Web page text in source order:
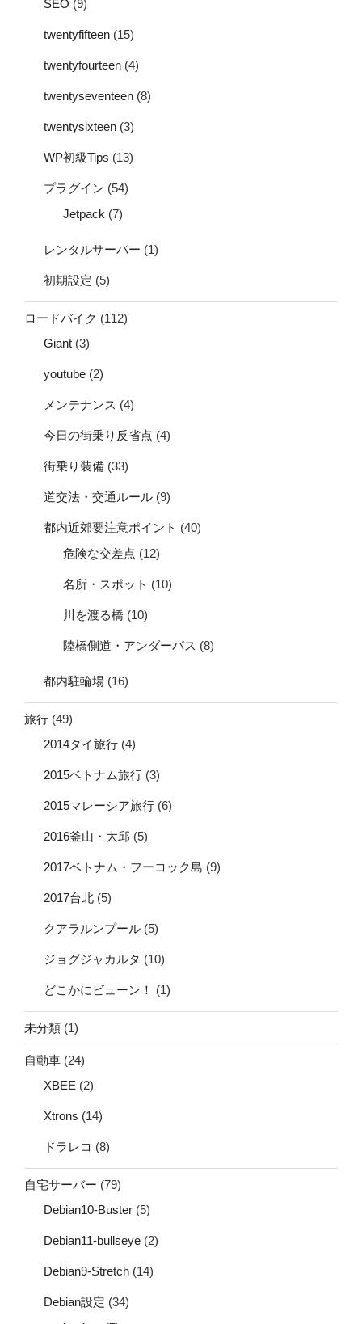
SEO (9)
twentyfifteen (15)
twentyfourteen (4)
twentyseventeen (8)
twentysixteen (3)
WP初級Tips (13)
プラグイン (54)
Jetpack (7)
レンタルサーバー (1)
初期設定 (5)
ロードバイク (112)
Giant (3)
youtube (2)
メンテナンス (4)
今日の街乗り反省点 (4)
街乗り装備 (33)
道交法・交通ルール (9)
都内近郊要注意ポイント (40)
危険な交差点 (12)
名所・スポット (10)
川を渡る橋 (10)
陸橋側道・アンダーパス (8)
都内駐輪場 (16)
旅行 (49)
2014タイ旅行 (4)
2015ベトナム旅行 (3)
2015マレーシア旅行 (6)
2016釜山・大邱 (5)
2017ベトナム・フーコック島 (9)
2017台北 (5)
クアラルンプール (5)
ジョグジャカルタ (10)
どこかにビューン！ (1)
未分類 (1)
自動車 (24)
XBEE (2)
Xtrons (14)
ドラレコ (8)
自宅サーバー (79)
Debian10-Buster (5)
Debian11-bullseye (2)
Debian9-Stretch (14)
Debian設定 (34)